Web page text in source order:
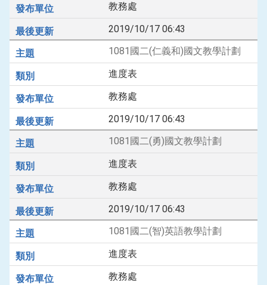
教務處
2019/10/17 06:43
1081國二(仁義和)國文教學計劃
進度表
教務處
2019/10/17 06:43
1081國二(勇)國文教學計劃
進度表
教務處
2019/10/17 06:43
1081國二(智)英語教學計劃
進度表
教務處